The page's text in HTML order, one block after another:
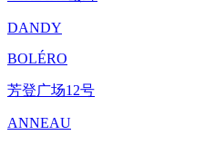
DANDY
BOLÉRO
芳登广场12号
ANNEAU